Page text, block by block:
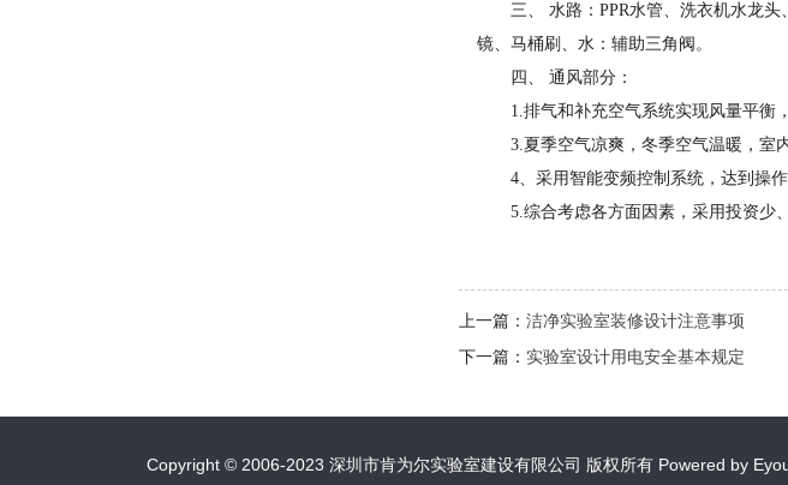
三、 水路：PPR水管、洗衣机水龙
镜、马桶刷、水：辅助三角阀。
四、 通风部分：
1.排气和补充空气系统实现风量平衡
3.夏季空气凉爽，冬季空气温暖，室
4、采用智能变频控制系统，达到操
5.综合考虑各方面因素，采用投资少
上一篇： 洁净实验室装修设计注意事项
下一篇： 实验室设计用电安全基本规定
Copyright © 2006-2023 深圳市肯为尔实验室建设有限公司 版权所有 Powered by